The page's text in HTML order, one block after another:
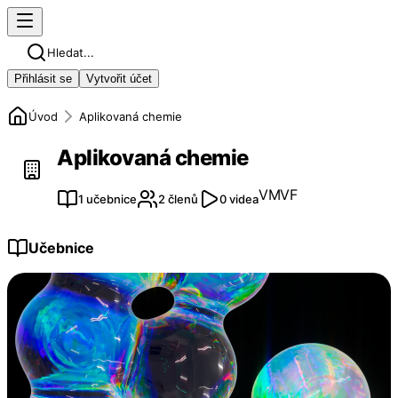
Hledat...
Přihlásit se Vytvořit účet
Úvod Aplikovaná chemie
Aplikovaná chemie
1 učebnice 2 členů 0 videaVMVF
Učebnice